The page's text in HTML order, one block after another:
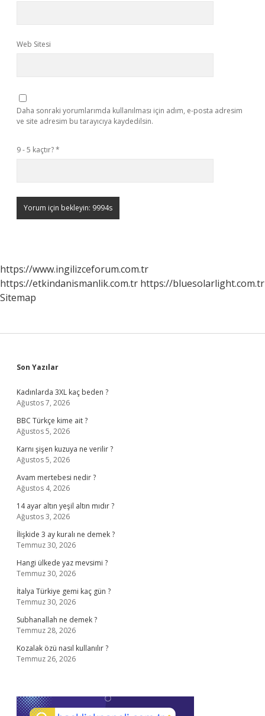
Web Sitesi
Daha sonraki yorumlarımda kullanılması için adım, e-posta adresim
ve site adresim bu tarayıcıya kaydedilsin.
9 - 5 kaçtır?*
https://www.ingilizceforum.com.tr
https://etkindanismanlik.com.tr https://bluesolarlight.com.tr
Sitemap
Sidebar
Son Yazılar
Kadınlarda 3XL kaç beden ?
Ağustos 7, 2026
BBC Türkçe kime ait ?
Ağustos 5, 2026
Karnı şişen kuzuya ne verilir ?
Ağustos 5, 2026
Avam mertebesi nedir ?
Ağustos 4, 2026
14 ayar altın yeşil altın mıdır ?
Ağustos 3, 2026
İlişkide 3 ay kuralı ne demek ?
Temmuz 30, 2026
Hangi ülkede yaz mevsimi ?
Temmuz 30, 2026
İtalya Türkiye gemi kaç gün ?
Temmuz 30, 2026
Subhanallah ne demek ?
Temmuz 28, 2026
Kozalak özü nasıl kullanılır ?
Temmuz 26, 2026